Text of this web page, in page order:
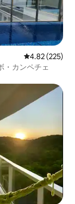
レビュー225
4.82 (225)
・カンペチェ